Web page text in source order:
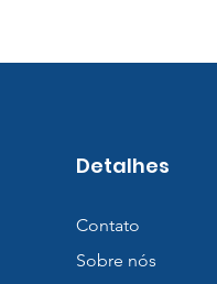
Detalhes
Contato
Sobre nós